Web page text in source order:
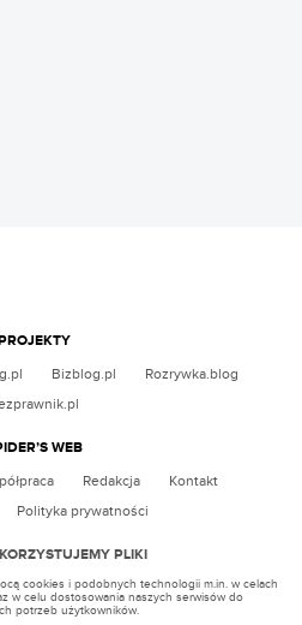
PLIKI
cookies i podobnych technologii m.in. w celach
w celu dostosowania naszych serwisów do
potrzeb użytkowników.
Bizblog.pl
Rozrywka.blog
WEB
Redakcja
Kontakt
Polityka prywatności